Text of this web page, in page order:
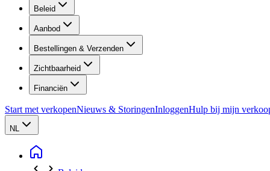
Beleid
Aanbod
Bestellingen & Verzenden
Zichtbaarheid
Financiën
Start met verkopenNieuws & StoringenInloggenHulp bij mijn
NL